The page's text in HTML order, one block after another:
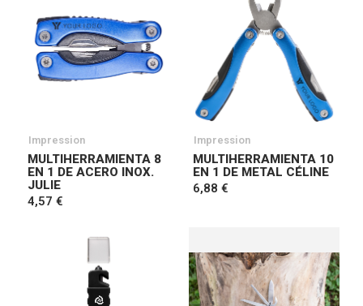
Impression
MULTIHERRAMIENTA 8
EN 1 DE ACERO INOX.
JULIE
4,57 €
Impression
MULTIHERRAMIENTA 10
EN 1 DE METAL CÉLINE
6,88 €